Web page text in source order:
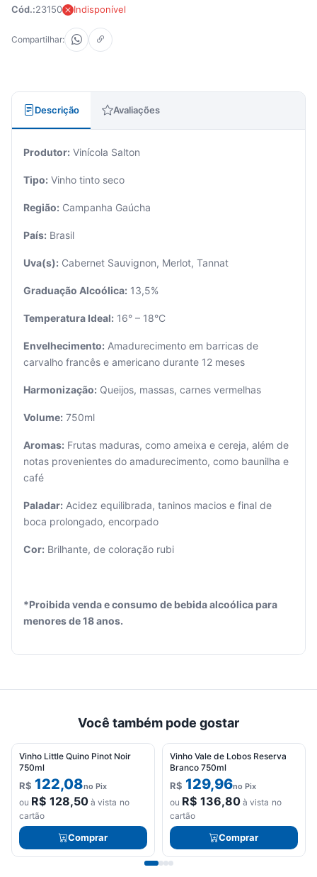
Seu
está
vazio.
Adicione
para
começar.
Cód.:23150 Indisponível
Compartilhar:
Descrição Avaliações
Produtor: Vinícola Salton
Tipo: Vinho tinto seco
Região: Campanha Gaúcha
País: Brasil
Uva(s): Cabernet Sauvignon, Merlot, Tannat
Graduação Alcoólica: 13,5%
Temperatura Ideal: 16° – 18°C
Envelhecimento: Amadurecimento em barricas de
carvalho francês e americano durante 12 meses
Harmonização: Queijos, massas, carnes vermelhas
Volume: 750ml
Aromas: Frutas maduras, como ameixa e cereja, além de
notas provenientes do amadurecimento, como baunilha e
café
Paladar: Acidez equilibrada, taninos macios e final de
boca prolongado, encorpado
Cor: Brilhante, de coloração rubi
*Proibida venda e consumo de bebida alcoólica para
menores de 18 anos.
Você também pode gostar
Vinho Little Quino Pinot Noir
750ml
R$ 122,08no Pix
ou R$ 128,50à vista no
cartão
Comprar
Vinho Vale de Lobos Reserva
Branco 750ml
R$ 129,96no Pix
ou R$ 136,80à vista no
cartão
Comprar